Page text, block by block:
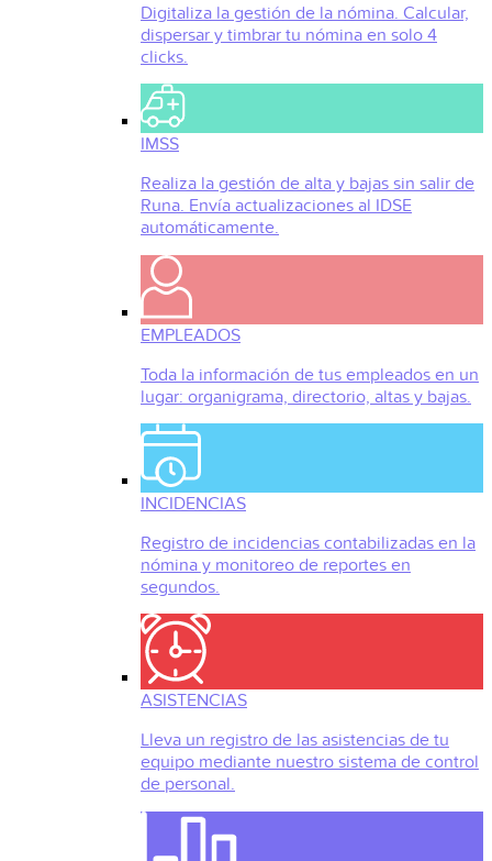
Digitaliza la gestión de la nómina. Calcular,
dispersar y timbrar tu nómina en solo 4
clicks.
IMSS
Realiza la gestión de alta y bajas sin salir de
Runa. Envía actualizaciones al IDSE
automáticamente.
EMPLEADOS
Toda la información de tus empleados en un
lugar: organigrama, directorio, altas y bajas.
INCIDENCIAS
Registro de incidencias contabilizadas en la
nómina y monitoreo de reportes en
segundos.
ASISTENCIAS
Lleva un registro de las asistencias de tu
equipo mediante nuestro sistema de control
de personal.